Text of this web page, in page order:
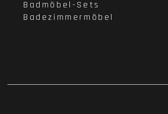
Badmöbel-Sets
Badezimmermöbel